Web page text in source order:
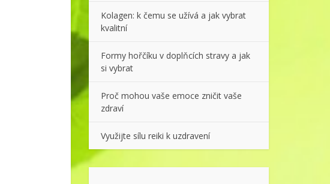
Kolagen: k čemu se užívá a jak vybrat
kvalitní
Formy hořčíku v doplňcích stravy a jak
si vybrat
Proč mohou vaše emoce zničit vaše
zdraví
Využijte sílu reiki k uzdravení